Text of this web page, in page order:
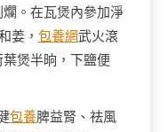
。在瓦煲內參加淨
姜， 包養網武火滾
煲半晌，下鹽便
包養脾益腎、祛風